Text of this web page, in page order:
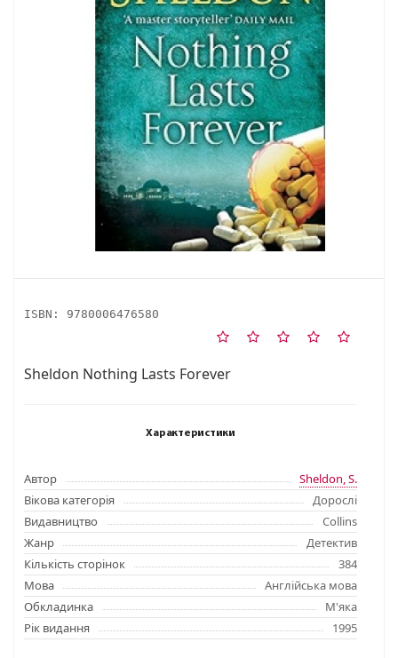
ISBN: 9780006476580
Sheldon Nothing Lasts Forever
Характеристики
Автор
Sheldon, S.
Вікова категорія
Дорослі
Видавництво
Collins
Жанр
Детектив
Кількість сторінок
384
Мова
Англійська мова
Обкладинка
М'яка
Рік видання
1995